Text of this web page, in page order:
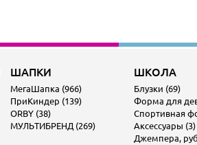
ШАПКИ
МегаШапка (966)
ПриКиндер (139)
ORBY (38)
МУЛЬТИБРЕНД (269)
ШКОЛА
Блузки (69)
Форма для
Спортивная
Аксессуары (3)
Джемпера,